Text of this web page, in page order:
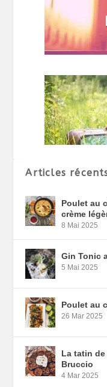
Articles
Poulet au
crème
8 Mai 2025
Gin Tonic
5 Mai 2025
Poulet au
26 Mar 2025
La tatin de
Bruccio
4 Mar 2025